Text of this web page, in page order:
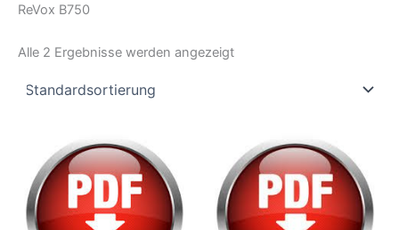
ReVox B750
Alle 2 Ergebnisse werden angezeigt